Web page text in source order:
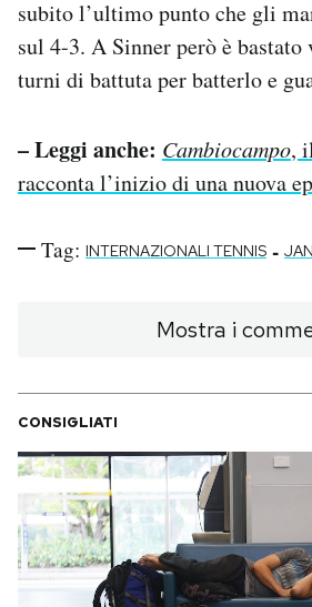
subito l’ultimo punto che gli
sul 4-3. A Sinner però è
turni di battuta per batterlo e
– Leggi anche: Cambiocampo,
racconta l’inizio di una nuova
Tag: INTERNAZIONALI TENNIS -
Mostra i
CONSIGLIATI